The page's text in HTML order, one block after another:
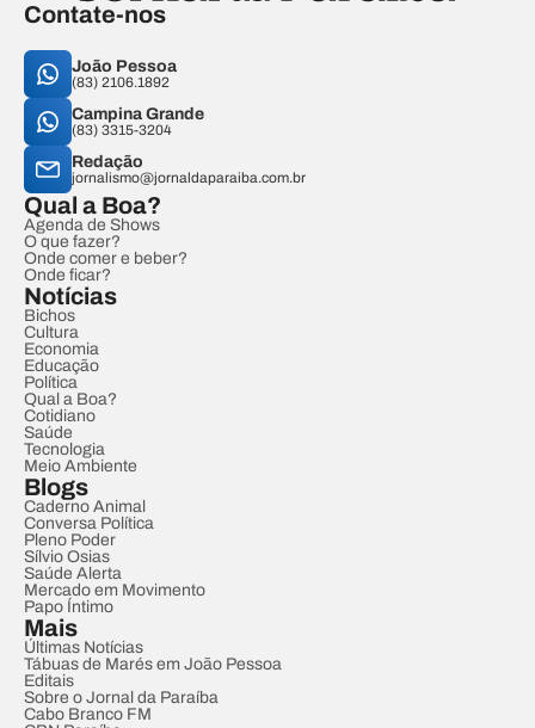
Contate-nos
João Pessoa
(83) 2106.1892
Campina Grande
(83) 3315-3204
Redação
jornalismo@jornaldaparaiba.com.br
Qual a Boa?
Agenda de Shows
O que fazer?
Onde comer e beber?
Onde ficar?
Notícias
Bichos
Cultura
Economia
Educação
Política
Qual a Boa?
Cotidiano
Saúde
Tecnologia
Meio Ambiente
Blogs
Caderno Animal
Conversa Política
Pleno Poder
Sílvio Osias
Saúde Alerta
Mercado em Movimento
Papo Íntimo
Mais
Últimas Notícias
Tábuas de Marés em João Pessoa
Editais
Sobre o Jornal da Paraíba
Cabo Branco FM